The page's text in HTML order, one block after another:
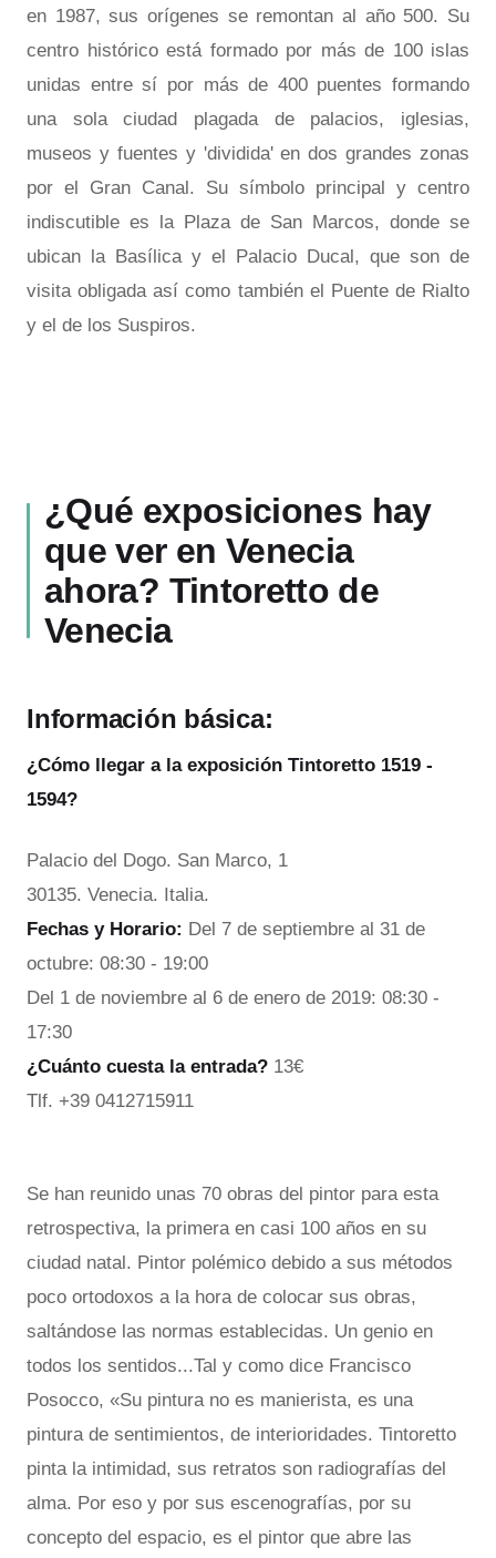
en 1987, sus orígenes se remontan al año 500. Su
centro histórico está formado por más de 100 islas
unidas entre sí por más de 400 puentes formando
una sola ciudad plagada de palacios, iglesias,
museos y fuentes y 'dividida' en dos grandes zonas
por el Gran Canal. Su símbolo principal y centro
indiscutible es la Plaza de San Marcos, donde se
ubican la Basílica y el Palacio Ducal, que son de
visita obligada así como también el Puente de Rialto
y el de los Suspiros.
¿Qué exposiciones hay
que ver en Venecia
ahora? Tintoretto de
Venecia
Información básica:
¿Cómo llegar a la exposición Tintoretto 1519 -
1594?
Palacio del Dogo. San Marco, 1
30135. Venecia. Italia.
Fechas y Horario: Del 7 de septiembre al 31 de
octubre: 08:30 - 19:00
Del 1 de noviembre al 6 de enero de 2019: 08:30 -
17:30
¿Cuánto cuesta la entrada? 13€
Tlf. +39 0412715911
Se han reunido unas 70 obras del pintor para esta
retrospectiva, la primera en casi 100 años en su
ciudad natal. Pintor polémico debido a sus métodos
poco ortodoxos a la hora de colocar sus obras,
saltándose las normas establecidas. Un genio en
todos los sentidos...Tal y como dice Francisco
Posocco, «Su pintura no es manierista, es una
pintura de sentimientos, de interioridades. Tintoretto
pinta la intimidad, sus retratos son radiografías del
alma. Por eso y por sus escenografías, por su
concepto del espacio, es el pintor que abre las